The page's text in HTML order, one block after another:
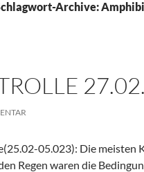
Archive:
05.023): Die meisten
Regen waren die